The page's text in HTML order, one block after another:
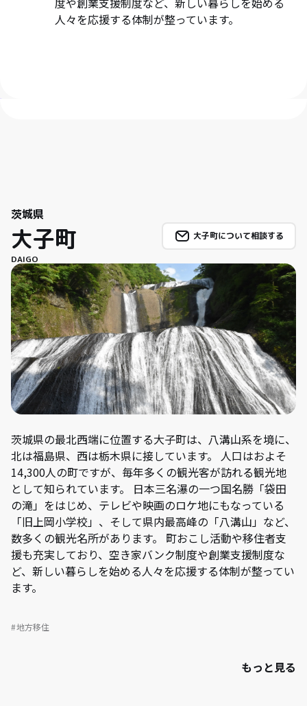
人々を応援する体制が整っています。
茨城県
大子町
DAIGO
大子町について相談する
茨城県の最北西端に位置する大子町は、八溝山系を境に、
北は福島県、西は栃木県に接しています。 人口はおよそ
14,300人の町ですが、毎年多くの観光客が訪れる観光地
として知られています。 日本三名瀑の一つ国名勝「袋田
の滝」をはじめ、テレビや映画のロケ地にもなっている
「旧上岡小学校」、そして県内最高峰の「八溝山」など、
数多くの観光名所があります。 町おこし活動や移住者支
援も充実しており、空き家バンク制度や創業支援制度な
ど、新しい暮らしを始める人々を応援する体制が整ってい
ます。
地方移住
もっと見る